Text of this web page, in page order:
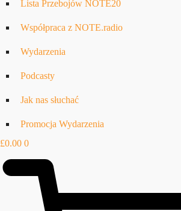
Lista Przebojów NOTE20
Współpraca z NOTE.radio
Wydarzenia
Podcasty
Jak nas słuchać
Promocja Wydarzenia
£0.00 0